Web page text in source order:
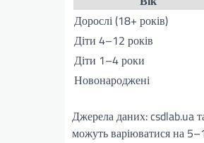
Дорослі (18+ років)
Діти 4–12 років
Діти 1–4 роки
Новонароджені
Джерела даних: csdlab.ua
можуть варіюватися на